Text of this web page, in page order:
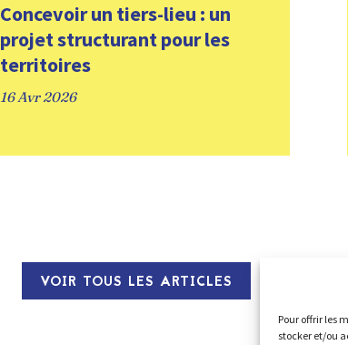
Pour offrir les
stocker et/ou
Concevoir un tiers-lieu : un
projet structurant pour les
territoires
16 Avr 2026
VOIR TOUS LES ARTICLES